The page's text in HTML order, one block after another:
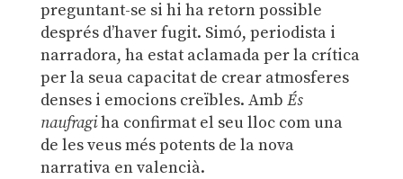
preguntant-se si hi ha retorn possible
després d’haver fugit. Simó, periodista i
narradora, ha estat aclamada per la crítica
per la seua capacitat de crear atmosferes
denses i emocions creïbles. Amb És
naufragiha confirmat el seu lloc com una
de les veus més potents de la nova
narrativa en valencià.